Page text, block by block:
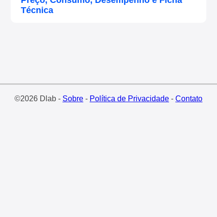
Técnica
©2026 Dlab - Sobre- Política de Privacidade- Contato